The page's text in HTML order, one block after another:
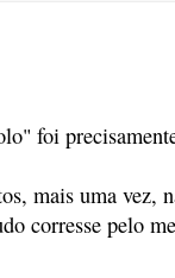
foi
mais uma vez,
corresse pelo